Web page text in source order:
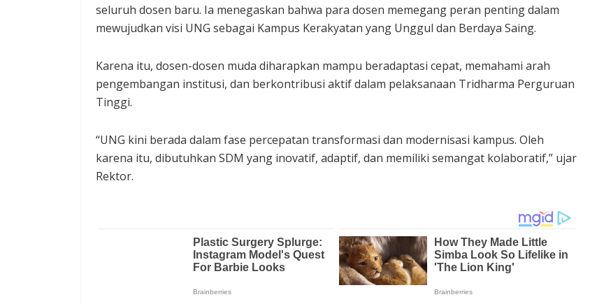
seluruh dosen baru. Ia menegaskan bahwa para dosen memegang peran penting dalam
mewujudkan visi UNG sebagai Kampus Kerakyatan yang Unggul dan Berdaya Saing.
Karena itu, dosen-dosen muda diharapkan mampu beradaptasi cepat, memahami arah
pengembangan institusi, dan berkontribusi aktif dalam pelaksanaan Tridharma Perguruan
Tinggi.
“UNG kini berada dalam fase percepatan transformasi dan modernisasi kampus. Oleh
karena itu, dibutuhkan SDM yang inovatif, adaptif, dan memiliki semangat kolaboratif,” ujar
Rektor.